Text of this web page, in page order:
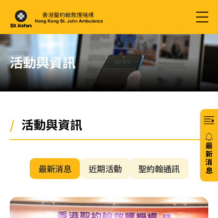
活動與資訊
/ 活動與資訊
最新消息 近期活動 聖約翰通訊
最
新
消
息
免